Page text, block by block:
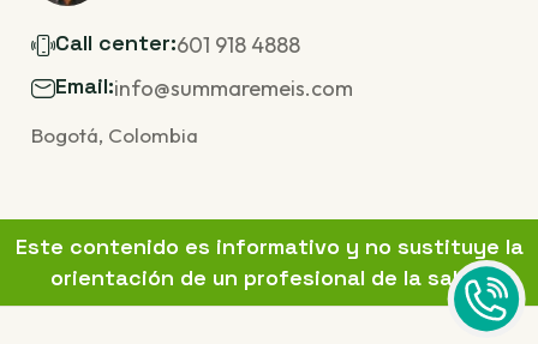
Call center:601 918 4888
Email:info@summaremeis.com
Bogotá, Colombia
Este contenido es informativo y no sustituye la
orientación de un profesional de la salud .